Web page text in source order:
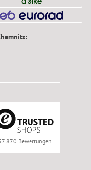
Bewertungen